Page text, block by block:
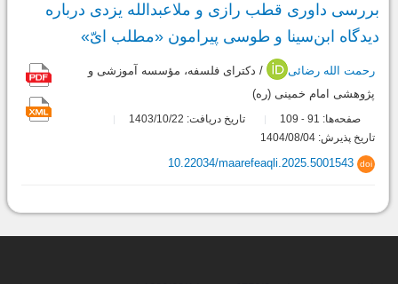
بررسی داوری قطب رازی و ملاعبدالله یزدی درباره
دیدگاه ابن‌سینا و طوسی پیرامون «مطلب ایّ»
رحمت الله رضائی
/ دکترای فلسفه، مؤسسه آموزشی و
پژوهشی امام خمینی (ره)
صفحه‌ها: 91
-
تاریخ دریافت: 1403/10/22
تاریخ پذیرش: 1404/08/04
doi
10.22034/maarefeaqli.2025.5001543